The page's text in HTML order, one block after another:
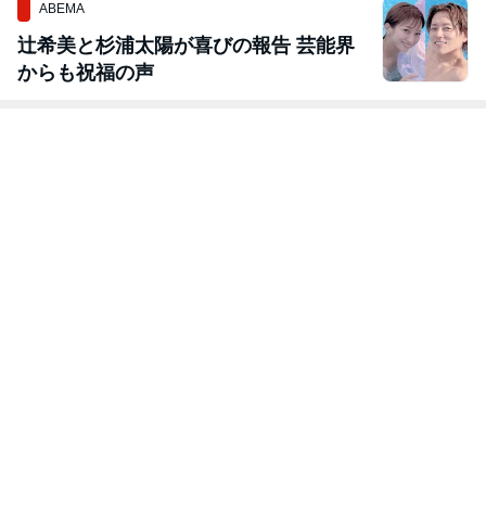
ABEMA
辻希美と杉浦太陽が喜びの報告 芸能界
からも祝福の声